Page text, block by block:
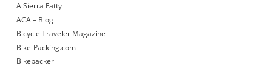
A Sierra Fatty
ACA – Blog
Bicycle Traveler Magazine
Bike-Packing.com
Bikepacker